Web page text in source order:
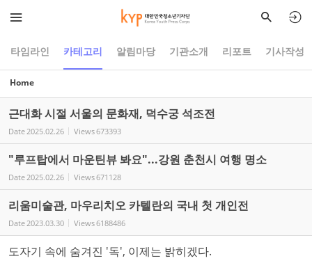
타임라인 카테고리 알림마당 기관소개 리포트 기사작성
Home
근대화 시절 서울의 문화재, 덕수궁 석조전
Date2025.02.26 Views673393
"루프탑에서 마운틴뷰 봐요"...강원 춘천시 여행 명소
Date2025.02.26 Views671128
리움미술관, 마우리치오 카텔란의 국내 첫 개인전
Date2023.03.30 Views6188486
도자기 속에 숨겨진 '독', 이제는 밝히겠다.
Sketchbook5, 스케치북5